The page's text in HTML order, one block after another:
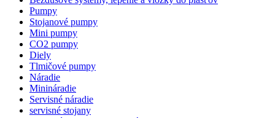
Pumpy
Stojanové pumpy
Mini pumpy
CO2 pumpy
Diely
Tlmičové pumpy
Náradie
Minináradie
Servisné náradie
servisné stojany